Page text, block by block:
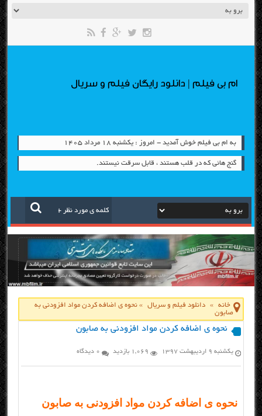
ام بی فیلم | دانلود رایگان فیلم و سریال
به ام بی فیلم خوش آمدید - امروز : یکشنبه ۱۸ مرداد ۱۴۰۵
گنج هائی که در قلب هستند ، قابل سرقت نیستند.
خانه » دانلود فیلم و سریال »نحوه ی اضافه کردن مواد افزودنی به
صابون
نحوه ی اضافه کردن مواد افزودنی به صابون
یکشنبه ۹ اردیبهشت ۱۳۹۷ 1,069 بازدید 0 دیدگاه
نحوه ی اضافه کردن مواد افزودنی به صابون